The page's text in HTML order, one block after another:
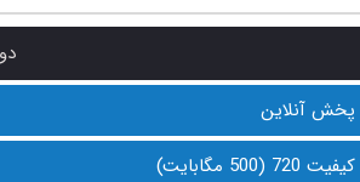
پخش آنلاین
کیفیت 720 (500 مگابایت)